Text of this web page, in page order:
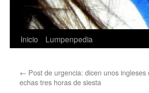
Inicio Lumpenpedia
← Post de urgencia: dicen unos ingleses
echas tres horas de siesta